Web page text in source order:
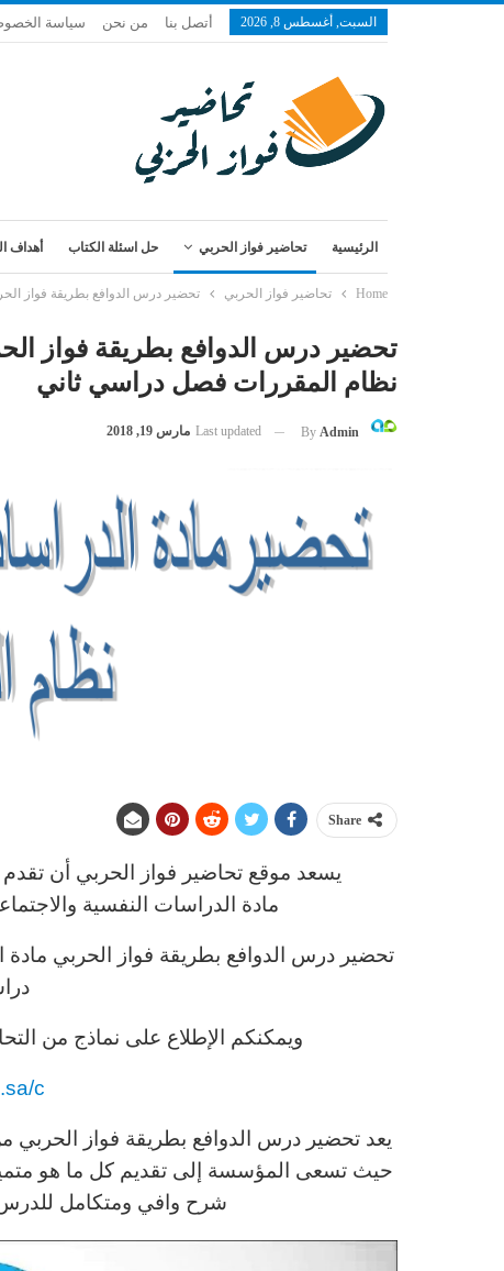
السبت, أغسطس 8, 2026 أتصل بنا من نحن سياسة
الرئيسية تحاضير فواز الحربي حل اسئلة الكتاب أهداف
Home تحاضير فواز الحربي تحضير درس الدوافع بطريقة فواز
تحضير درس الدوافع بطريقة فواز
نظام المقررات فصل دراسي ثاني
By Admin
Last updated مارس 19, 2018
Share
يسعد موقع تحاضير فواز الحربي أن
مادة الدراسات النفسية
تحضير درس الدوافع بطريقة فواز الحربي
ويمكنكم الإطلاع على نماذج من
c
يعد تحضير درس الدوافع بطريقة فواز الحربي
حيث تسعى المؤسسة إلى تقديم كل ما هو
شرح وافي ومتكامل